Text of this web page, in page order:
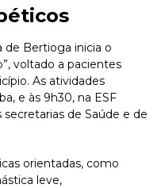
de Bertioga inicia o
voltado a pacientes
As atividades
e às 9h30, na ESF
secretarias de Saúde e de
orientadas, como
leve,